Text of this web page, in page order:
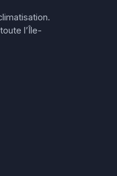
l’Île-